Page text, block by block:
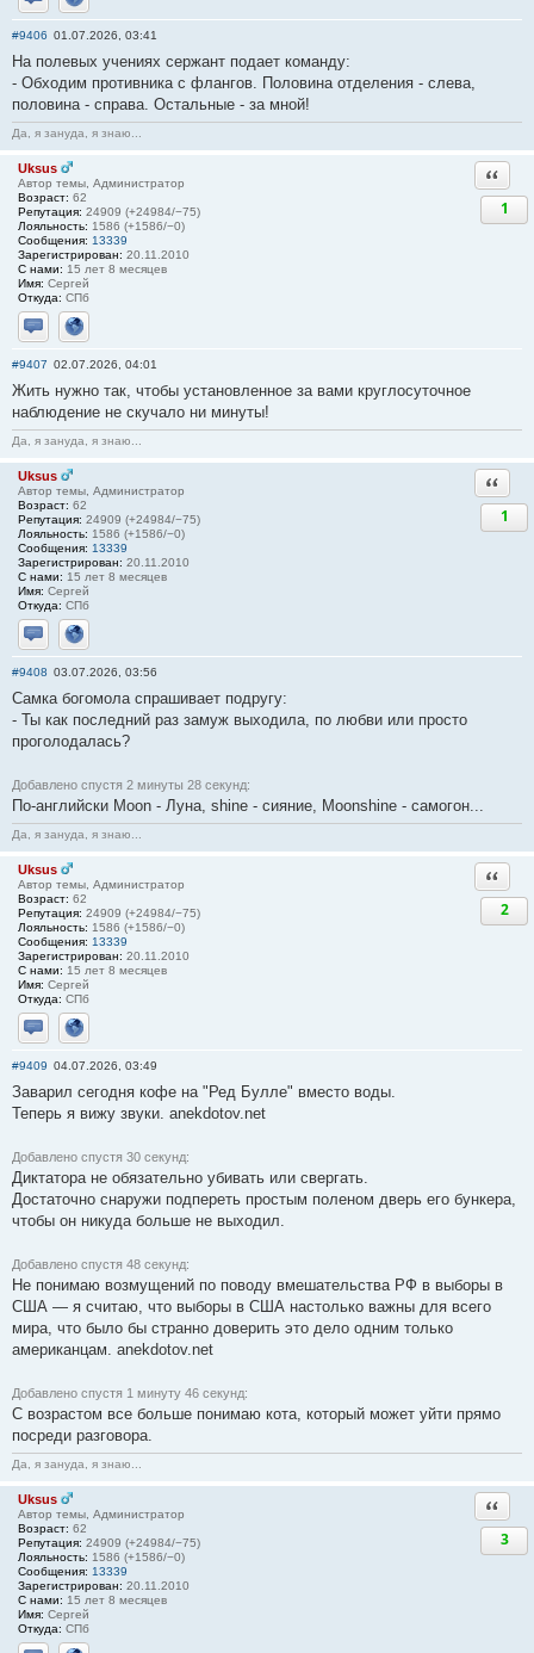
Отправить личное сообщение
Сайт
#9406 01.07.2026, 03:41
На полевых учениях сержант подает команду:
- Обходим противника с флангов. Половина отделения - слева,
половина - справа. Остальные - за мной!
Да, я зануда, я знаю...
Uksus
Автор темы, Администратор
Возраст: 62
Репутация: 24909 (+24984/−75)
Лояльность: 1586 (+1586/−0)
Сообщения: 13339
Зарегистрирован: 20.11.2010
С нами: 15 лет 8 месяцев
Имя: Сергей
Откуда: СПб
Отправить личное сообщение
Сайт
1
#9407 02.07.2026, 04:01
Жить нужно так, чтобы установленное за вами круглосуточное
наблюдение не скучало ни минуты!
Да, я зануда, я знаю...
Uksus
Автор темы, Администратор
Возраст: 62
Репутация: 24909 (+24984/−75)
Лояльность: 1586 (+1586/−0)
Сообщения: 13339
Зарегистрирован: 20.11.2010
С нами: 15 лет 8 месяцев
Имя: Сергей
Откуда: СПб
Отправить личное сообщение
Сайт
1
#9408 03.07.2026, 03:56
Самка богомола спрашивает подругу:
- Ты как последний раз замуж выходила, по любви или просто
проголодалась?
Добавлено спустя 2 минуты 28 секунд:
По-английски Мооn - Луна, shinе - сияние, Мооnshinе - самогон...
Да, я зануда, я знаю...
Uksus
Автор темы, Администратор
Возраст: 62
Репутация: 24909 (+24984/−75)
Лояльность: 1586 (+1586/−0)
Сообщения: 13339
Зарегистрирован: 20.11.2010
С нами: 15 лет 8 месяцев
Имя: Сергей
Откуда: СПб
Отправить личное сообщение
Сайт
2
#9409 04.07.2026, 03:49
Заварил сегодня кофе на "Ред Булле" вместо воды.
Теперь я вижу звуки. anekdotov.net
Добавлено спустя 30 секунд:
Диктатора не обязательно убивать или свергать.
Достаточно снаружи подпереть простым поленом дверь его бункера,
чтобы он никуда больше не выходил.
Добавлено спустя 48 секунд:
Не понимаю возмущений по поводу вмешательства РФ в выборы в
США — я считаю, что выборы в США настолько важны для всего
мира, что было бы странно доверить это дело одним только
американцам. anekdotov.net
Добавлено спустя 1 минуту 46 секунд:
С возрастом все больше понимаю кота, который может уйти прямо
посреди разговора.
Да, я зануда, я знаю...
Uksus
Автор темы, Администратор
Возраст: 62
Репутация: 24909 (+24984/−75)
Лояльность: 1586 (+1586/−0)
Сообщения: 13339
Зарегистрирован: 20.11.2010
С нами: 15 лет 8 месяцев
Имя: Сергей
Откуда: СПб
3